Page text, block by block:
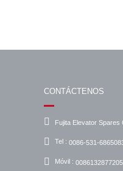
CONTÁCTENOS
Fujita Elevator Spares
Tel : 0086-531-
Móvil :